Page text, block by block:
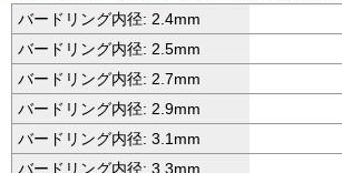
バードリング内径: 2.4mm
バードリング内径: 2.5mm
バードリング内径: 2.7mm
バードリング内径: 2.9mm
バードリング内径: 3.1mm
バードリング内径: 3.3mm